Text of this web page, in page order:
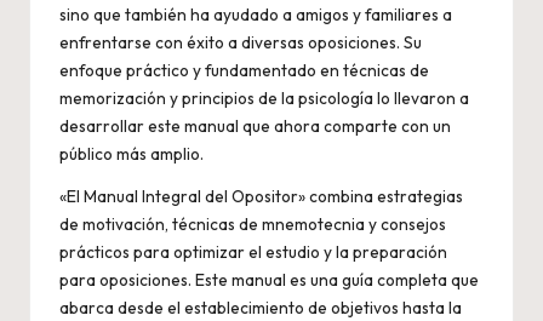
sino que también ha ayudado a amigos y familiares a
enfrentarse con éxito a diversas oposiciones. Su
enfoque práctico y fundamentado en técnicas de
memorización y principios de la psicología lo llevaron a
desarrollar este manual que ahora comparte con un
público más amplio.
«El Manual Integral del Opositor» combina estrategias
de motivación, técnicas de mnemotecnia y consejos
prácticos para optimizar el estudio y la preparación
para oposiciones. Este manual es una guía completa que
abarca desde el establecimiento de objetivos hasta la